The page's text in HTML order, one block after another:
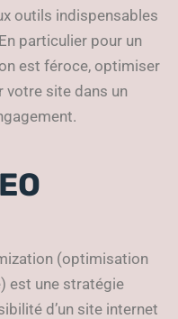
outils indispensables
particulier pour un
est féroce, optimiser
votre site dans un
(optimisation
est une stratégie
d’un site internet